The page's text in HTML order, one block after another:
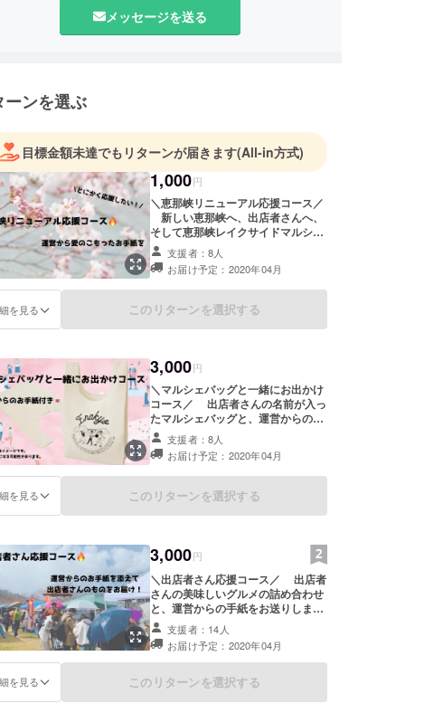
メッセージを送る
ーンを選ぶ
目標金額未達でもリターンが届きます(All-in方式)
1,000円
＼恵那峡リニューアル応援コース／
新しい恵那峡へ、出店者さんへ、
そして恵那峡レイクサイドマルシェ
チームを応援したい！という方向け
のコースです。運営から、愛のこ
もったお手紙をお送りします。
支援者：8人
お届け予定：2020年04月
を見る このリターンを選択する
3,000円
＼マルシェバッグと一緒にお出かけ
コース／ 出店者さんの名前が入っ
たマルシェバッグと、運営からのお
手紙をお送りします。運営からも
「思ったより丈夫！」と声が上っ
た、普段使いしやすい大きさのバッ
グです！ （サイズ：約
W300xH380xD100mm ※持ち手含
むH550mm）
支援者：8人
お届け予定：2020年04月
を見る このリターンを選択する
3,000円
＼出店者さん応援コース／ 出店者
さんの美味しいグルメの詰め合わせ
と、運営からの手紙をお送りしま
す！食で恵那・中津川のお店を応援
したい方にオススメです。
支援者：14人
お届け予定：2020年04月
を見る このリターンを選択する